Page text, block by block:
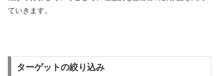
ていきます。
ターゲットの絞り込み